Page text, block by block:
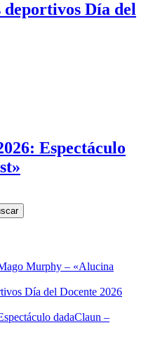
deportivos Día del
Espectáculo
Murphy – «Alucina
Día del Docente 2026
dadaClaun –